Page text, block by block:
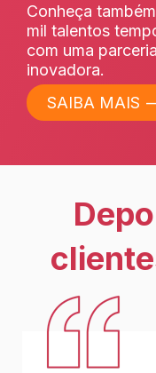
Conheça
mil talentos
com uma
inovadora.
SAIBA MAIS